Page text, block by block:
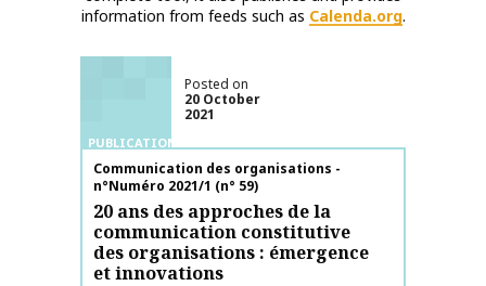
information from feeds such as Calenda.org.
PUBLICATIONS
Posted on
20 October
2021
Publication name
Communication des organisations -
n°Numéro 2021/1 (n° 59)
20 ans des approches de la
communication constitutive
des organisations : émergence
et innovations